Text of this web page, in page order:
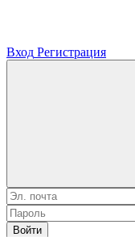
Вход Регистрация
Войти